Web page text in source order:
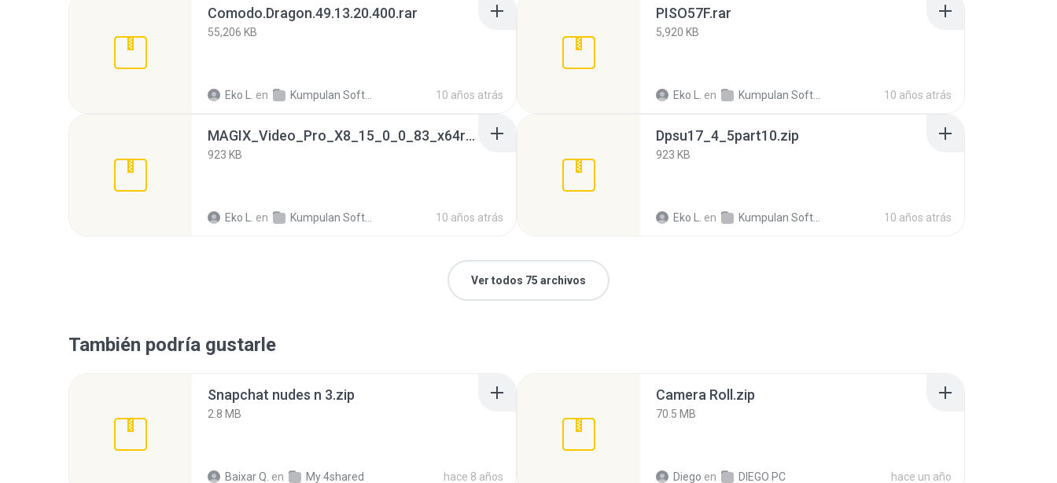
Comodo.Dragon.49.13.20.400.rar
55,206 KB
Eko L. en Kumpulan Software Gratis Update+ crack 10 años atrás
PISO57F.rar
5,920 KB
Eko L. en Kumpulan Software Gratis Update+ crack 10 años atrás
MAGIX_Video_Pro_X8_15_0_0_83_x64rar.zip
923 KB
Eko L. en Kumpulan Software Gratis Update+ crack 10 años atrás
Dpsu17_4_5part10.zip
923 KB
Eko L. en Kumpulan Software Gratis Update+ crack 10 años atrás
Ver todos 75 archivos
También podría gustarle
Snapchat nudes n 3.zip
2.8 MB
Baixar Q. en My 4shared hace 8 años
Camera Roll.zip
70.5 MB
Diego en DIEGO PC hace un año